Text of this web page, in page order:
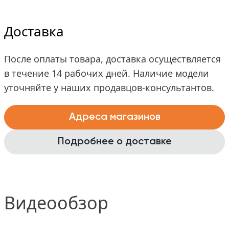
Доставка
После оплаты товара, доставка осуществляется
в течение 14 рабочих дней. Наличие модели
уточняйте у наших продавцов-консультантов.
Адреса магазинов
Подробнее о доставке
Видеообзор